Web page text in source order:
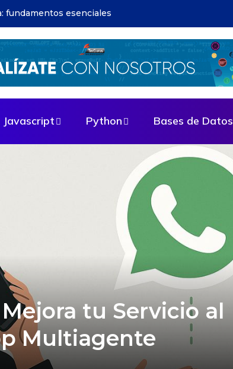
paso a paso
Javascript Python Bases de Datos
tu Servicio al
Multiagente